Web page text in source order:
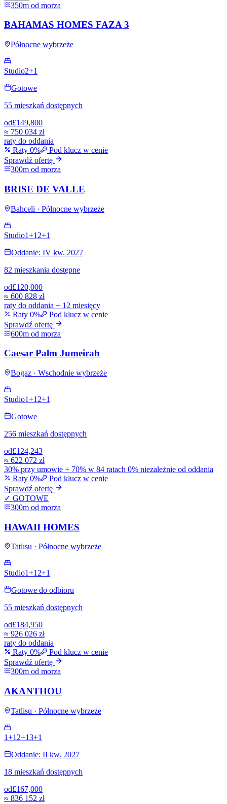
350m od morza
BAHAMAS HOMES FAZA 3
Północne wybrzeże
Studio2+1
Gotowe
55 mieszkań dostępnych
od£149,800
≈ 750 034 zł
raty do oddania
Raty 0%
Pod klucz w cenie
Sprawdź ofertę
300m od morza
BRISE DE VALLE
Bahceli · Północne wybrzeże
Studio1+1 2+1
Oddanie: IV kw. 2027
82 mieszkania dostępne
od£120,000
≈ 600 828 zł
raty do oddania + 12 miesięcy
Raty 0%
Pod klucz w cenie
Sprawdź ofertę
600m od morza
Caesar Palm Jumeirah
Bogaz · Wschodnie wybrzeże
Studio1+1 2+1
Gotowe
256 mieszkań dostępnych
od£124,243
≈ 622 072 zł
30% przy umowie + 70% w 84 ratach 0% niezależnie od oddania
Raty 0%
Pod klucz w cenie
Sprawdź ofertę
✓ GOTOWE
300m od morza
HAWAII HOMES
Tatlısu · Północne wybrzeże
Studio1+1 2+1
Gotowe do odbioru
55 mieszkań dostępnych
od£184,950
≈ 926 026 zł
raty do oddania
Raty 0%
Pod klucz w cenie
Sprawdź ofertę
300m od morza
AKANTHOU
Tatlisu · Północne wybrzeże
1+1 2+13+1
Oddanie: II kw. 2027
18 mieszkań dostępnych
od£167,000
≈ 836 152 zł